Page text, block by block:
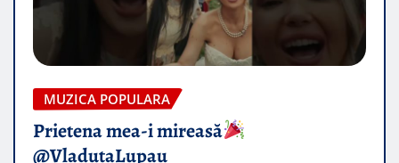
MUZICA POPULARA
Prietena mea-i mireasă​
@VladutaLupau